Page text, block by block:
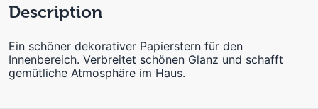
Description
Ein schöner dekorativer Papierstern für den
Innenbereich. Verbreitet schönen Glanz und schafft
gemütliche Atmosphäre im Haus.